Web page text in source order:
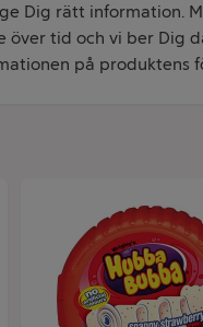
Dig rätt information.
över tid och vi ber Dig
på produktens